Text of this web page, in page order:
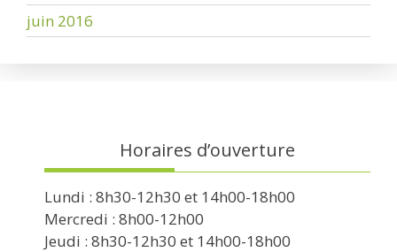
juin 2016
Horaires d’ouverture
Lundi : 8h30-12h30 et 14h00-18h00
Mercredi : 8h00-12h00
Jeudi : 8h30-12h30 et 14h00-18h00